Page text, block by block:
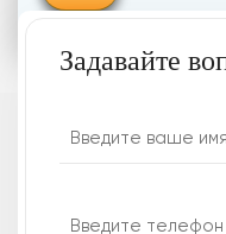
У вас
Задавайте